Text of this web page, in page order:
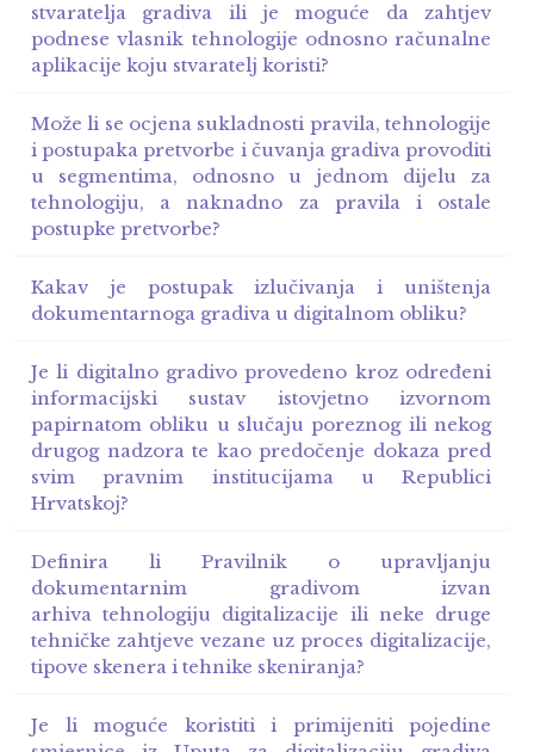
stvaratelja gradiva ili je moguće da zahtjev
podnese vlasnik tehnologije odnosno računalne
aplikacije koju stvaratelj koristi?
Može li se ocjena sukladnosti pravila, tehnologije
i postupaka pretvorbe i čuvanja gradiva provoditi
u segmentima, odnosno u jednom dijelu za
tehnologiju, a naknadno za pravila i ostale
postupke pretvorbe?
Kakav je postupak izlučivanja i uništenja
dokumentarnoga gradiva u digitalnom obliku?
Je li digitalno gradivo provedeno kroz određeni
informacijski sustav istovjetno izvornom
papirnatom obliku u slučaju poreznog ili nekog
drugog nadzora te kao predočenje dokaza pred
svim pravnim institucijama u Republici
Hrvatskoj?
Definira li Pravilnik o upravljanju
dokumentarnim gradivom izvan
arhiva tehnologiju digitalizacije ili neke druge
tehničke zahtjeve vezane uz proces digitalizacije,
tipove skenera i tehnike skeniranja?
Je li moguće koristiti i primijeniti pojedine